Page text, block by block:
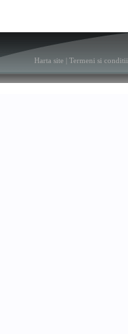
Harta site | Termeni si conditii